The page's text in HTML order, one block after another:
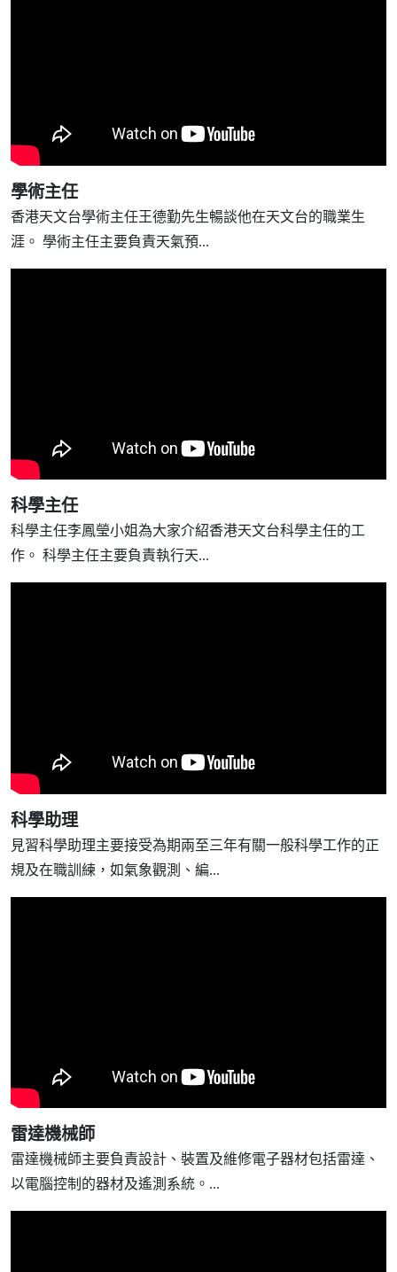
學術主任
香港天文台學術主任王德勤先生暢談他在天文台的職業生
涯。 學術主任主要負責天氣預...
科學主任
科學主任李鳳瑩小姐為大家介紹香港天文台科學主任的工
作。 科學主任主要負責執行天...
科學助理
見習科學助理主要接受為期兩至三年有關一般科學工作的正
規及在職訓練，如氣象觀測、編...
雷達機械師
雷達機械師主要負責設計、裝置及維修電子器材包括雷達、
以電腦控制的器材及遙測系統。...